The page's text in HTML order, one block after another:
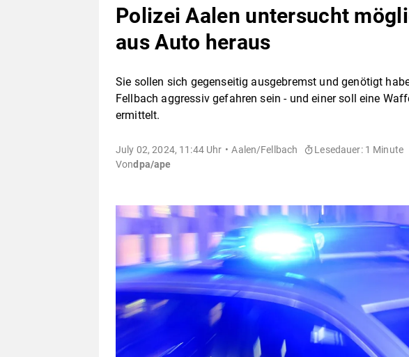
Polizei Aalen untersucht
aus Auto heraus
Sie sollen sich gegenseitig ausgebremst und genötigt
Fellbach aggressiv gefahren sein - und einer soll eine
ermittelt.
July 02, 2024, 11:44 Uhr Aalen/Fellbach
Lesedauer: 1 Minute
Vondpa/ape